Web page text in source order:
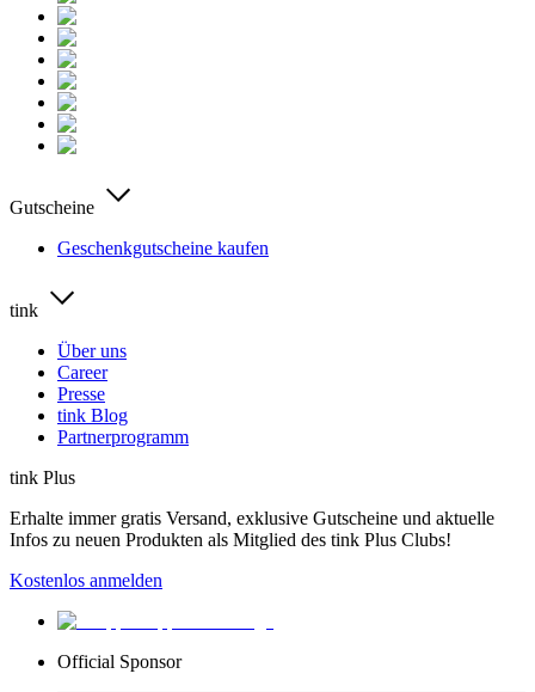
Gutscheine
Geschenkgutscheine kaufen
tink
Über uns
Career
Presse
tink Blog
Partnerprogramm
tink Plus
Erhalte immer gratis Versand, exklusive Gutscheine und aktuelle
Infos zu neuen Produkten als Mitglied des tink Plus Clubs!
Kostenlos anmelden
Official Sponsor